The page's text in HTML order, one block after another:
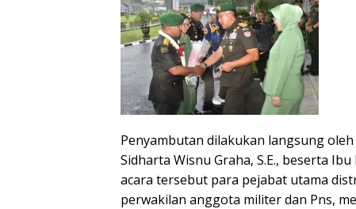
Penyambutan dilakukan langsung
Sidharta Wisnu Graha, S.E., beserta
acara tersebut para pejabat utama
perwakilan anggota militer dan Pns,